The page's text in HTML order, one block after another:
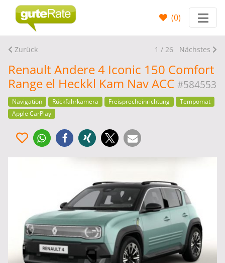
(0)
Zurück 1 / 26 Nächstes
Renault Andere 4 Iconic 150 Comfort
Range el Heckkl Kam Nav ACC #584553
Navigation Rückfahrkamera Freisprecheinrichtung
Tempomat
Apple CarPlay